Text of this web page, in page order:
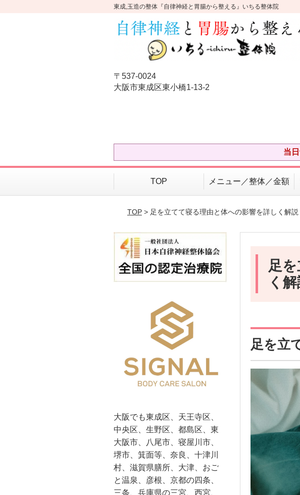
東成,玉造の整体『自律神経と胃腸から整える』いちる整体院
〒537-0024
大阪市東成区東小橋1-13-2
当
TOP メニュー／整体／金額
TOP> 足を立てて寝る理由と体への影響を詳しく解説
足
く
足を立
大阪でも東成区、天王寺区、
中央区、生野区、都島区、東
大阪市、八尾市、寝屋川市、
堺市、箕面等、奈良、十津川
村、滋賀県膳所、大津、おご
と温泉、彦根、京都の四条、
三条、兵庫県の三宮、西宮、